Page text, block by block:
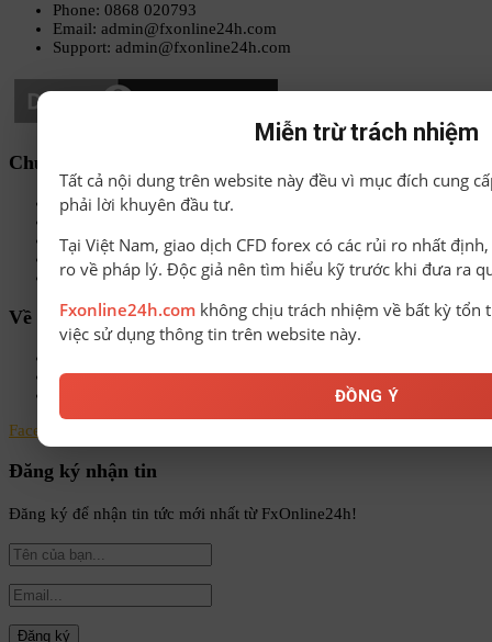
Phone: 0868 020793
Email: admin@fxonline24h.com
Support: admin@fxonline24h.com
Chuyên mục
Sách-Ebook
Bonus Deposit
Bonus No Deposit
Kiến thức Forex A-Z
Về chúng tôi
Điều khoản & Điều kiện
Facebook
Đăng ký nhận tin
Đăng ký để nhận tin tức mới nhất từ FxOnline24h!
Miễn trừ trách nhiệm
Tất cả nội dung trên website này đều vì mục đích cung
phải lời khuyên đầu tư.
Tại Việt Nam, giao dịch CFD forex có các rủi ro nhất
ro về pháp lý. Độc giả nên tìm hiểu kỹ trước khi đưa ra
Fxonline24h.com không chịu trách nhiệm về bất kỳ tổn
việc sử dụng thông tin trên website này.
ĐỒNG Ý